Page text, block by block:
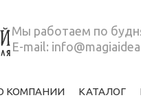
Мы работаем по
E-mail:
КОМПАНИИ КАТАЛОГ